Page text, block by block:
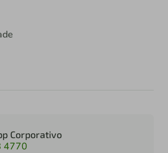
Corporativo
4770